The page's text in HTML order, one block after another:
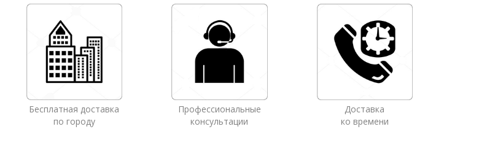
Бесплатная доставка
по городу
Профессиональные
консультации
Доставка
ко времени